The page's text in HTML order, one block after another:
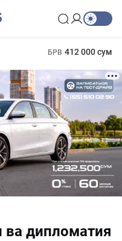
БРВ 412 000 сум
дипломатия